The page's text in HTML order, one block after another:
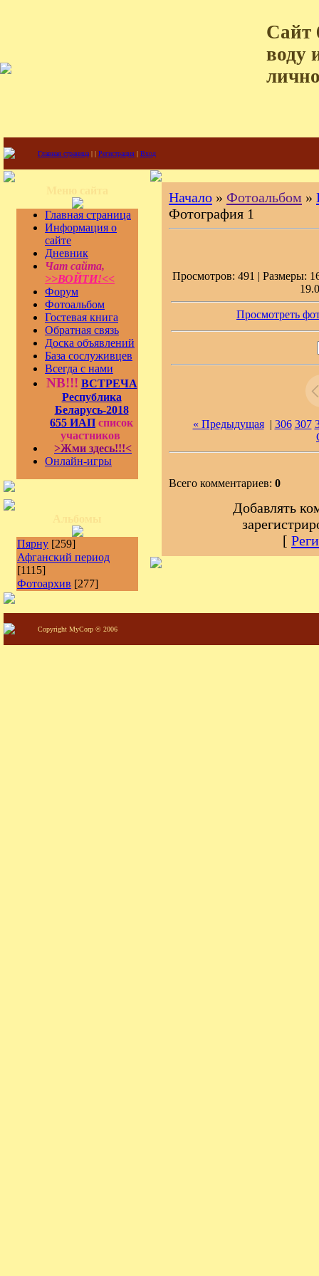
Сайт
воду
Главная страница | | Регистрация | Вход
Главная страница
Информация о
сайте
Дневник
Чат сайта,
>>ВОЙТИ!<<
Форум
Фотоальбом
Гостевая книга
Обратная связь
Доска объявлений
База сослуживцев
Всегда с нами
NB!!! ВСТРЕЧА
Республика
Беларусь-2018
655 ИАП список
участников
>Жми здесь!!!<
Онлайн-игры
Пярну [259]
Афганский период
[1115]
Фотоархив [277]
Начало » Фотоальбом »
Фотография 1
Просмотров: 491 | Размеры:
Просмотреть
« Предыдущая| 306 307
Всего комментариев: 0
Добавлять
[
Copyright MyCorp © 2006